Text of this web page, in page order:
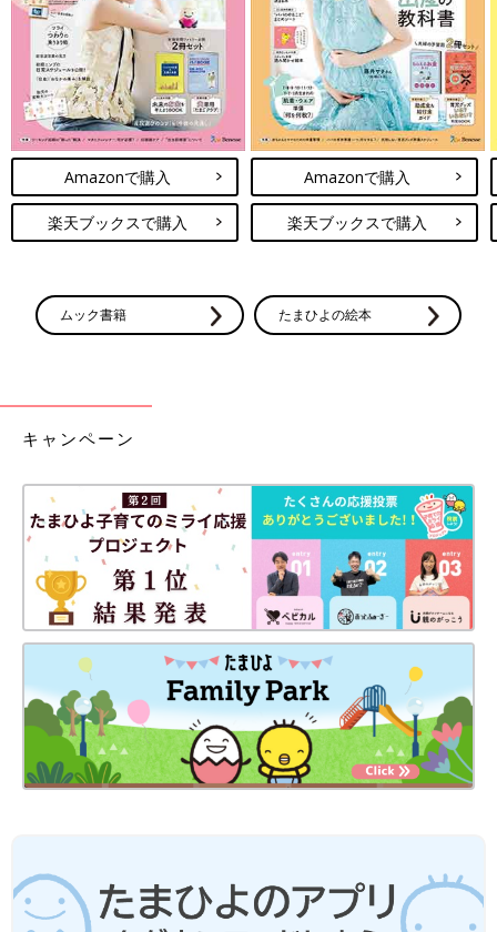
●ボタンの位置がわかりやすくて着せるのが
ラクちん。（奈良県／産後7ヶ月のママ）
●日本製で、綿100%の商品が多く安心。（徳
島県／産後8ヶ月のママ）
●デザインが豊富で選びやすい。（広島県／
産後1年のママ）
●ボタンの色分けなど、着せるときにわかり
やすい。（愛知県／産後1年6ヶ月のママ）
小技の利いたデザインが、低価格で購入できる！
「ほかにはないデザインがある」「安くてかわいい」「人とあま
りかぶらない」と、人気急上昇のバースデイ。フリルや襟つき、
しています。
Amazonで購入
楽天ブックスで購入
Amazonで購入
楽天ブックスで購入
ムック書籍 たまひよの絵本
キャンペーン